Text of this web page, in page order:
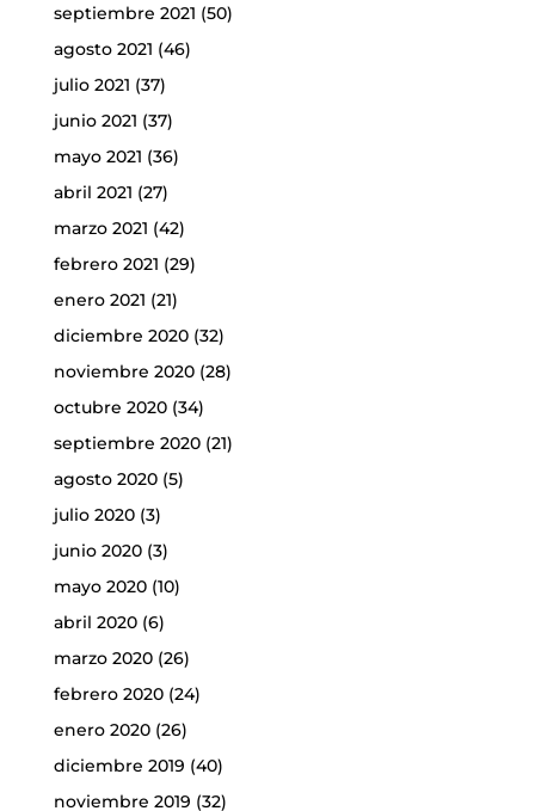
septiembre 2021 (50)
agosto 2021 (46)
julio 2021 (37)
junio 2021 (37)
mayo 2021 (36)
abril 2021 (27)
marzo 2021 (42)
febrero 2021 (29)
enero 2021 (21)
diciembre 2020(32)
noviembre 2020(28)
octubre 2020(34)
septiembre 2020(21)
agosto 2020(5)
julio 2020(3)
junio 2020(3)
mayo 2020(10)
abril 2020(6)
marzo 2020(26)
febrero 2020(24)
enero 2020(26)
diciembre 2019 (40)
noviembre 2019 (32)